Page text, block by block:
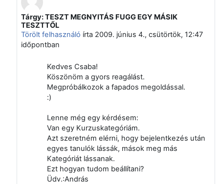
Válasz erre: Vágvölgyi Csaba
Tárgy: TESZT MEGNYITÁS FUGG EGY MÁSIK
TESZTTŐL
Törölt felhasználó írta 2009. június 4., csütörtök, 12:47
időpontban
Kedves Csaba!
Köszönöm a gyors reagálást.
Megpróbálkozok a fapados megoldással.
:)
Lenne még egy kérdésem:
Van egy Kurzuskategóriám.
Azt szeretném elérni, hogy bejelentkezés után
egyes tanulók lássák, mások meg más
Kategóriát lássanak.
Ezt hogyan tudom beállítani?
Üdv.:András